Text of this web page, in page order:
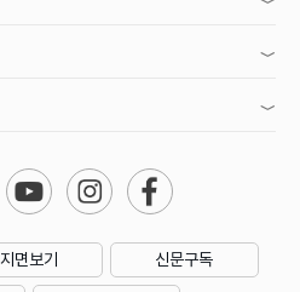
지면보기 신문구독